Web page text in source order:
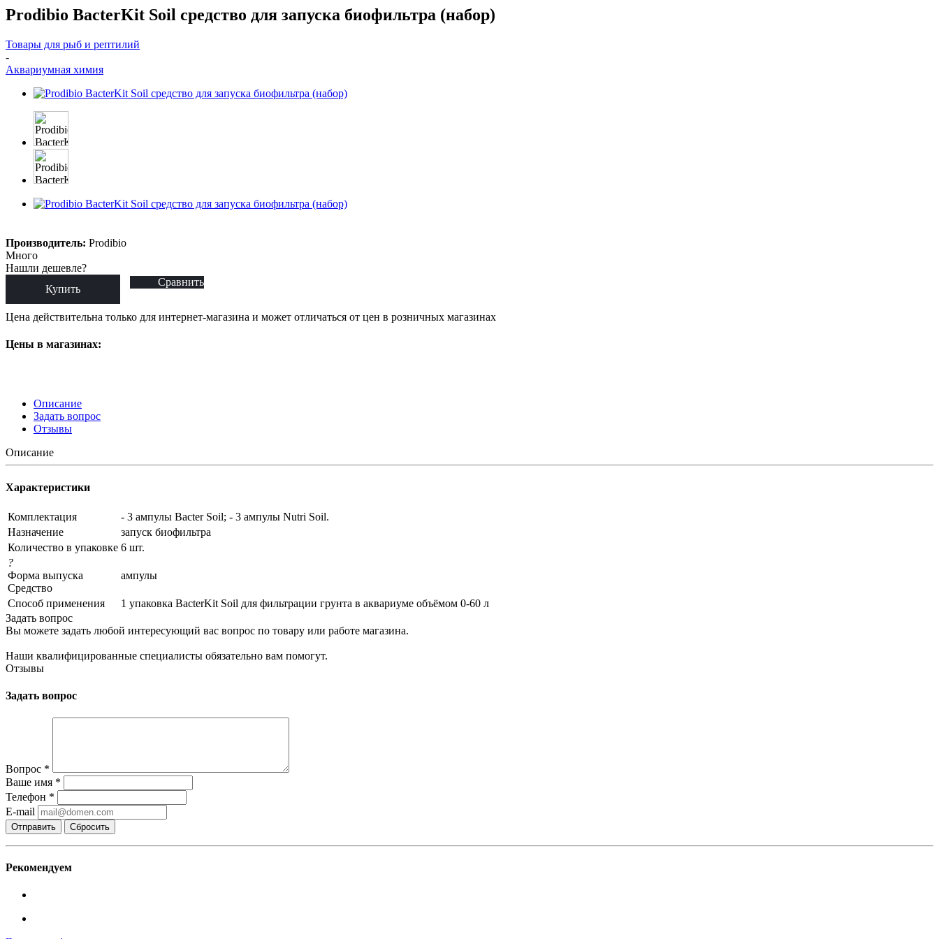
Prodibio BacterKit Soil средство для запуска биофильтра (набор)
Товары для рыб и рептилий
-
Аквариумная химия
Производитель: Prodibio
Много
Нашли дешевле?
Купить
Сравнить
Цена действительна только для интернет-магазина и может отличаться от цен в розничных магазинах
Цены в магазинах:
Описание
Задать вопрос
Отзывы
Описание
Характеристики
Комплектация
- 3 ампулы Bacter Soil; - 3 ампулы Nutri Soil.
Назначение
запуск биофильтра
Количество в упаковке 6 шт.
?
Форма выпуска
Средство
ампулы
Способ применения
1 упаковка BacterKit Soil для фильтрации грунта в аквариуме объёмом 0-60 л
Задать вопрос
Вы можете задать любой интересующий вас вопрос по товару или работе магазина.
Наши квалифицированные специалисты обязательно вам помогут.
Отзывы
Задать вопрос
Вопрос *
Ваше имя *
Телефон *
E-mail
Сбросить
Рекомендуем